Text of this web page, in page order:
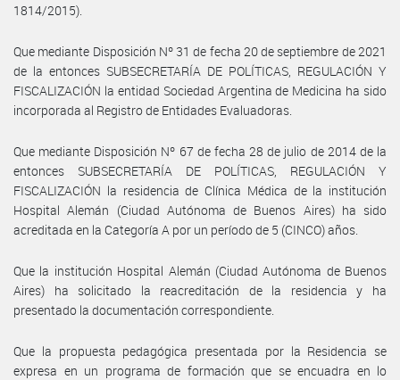
1814/2015).
Que mediante Disposición Nº 31 de fecha 20 de septiembre de 2021
de la entonces SUBSECRETARÍA DE POLÍTICAS, REGULACIÓN Y
FISCALIZACIÓN la entidad Sociedad Argentina de Medicina ha sido
incorporada al Registro de Entidades Evaluadoras.
Que mediante Disposición Nº 67 de fecha 28 de julio de 2014 de la
entonces SUBSECRETARÍA DE POLÍTICAS, REGULACIÓN Y
FISCALIZACIÓN la residencia de Clínica Médica de la institución
Hospital Alemán (Ciudad Autónoma de Buenos Aires) ha sido
acreditada en la Categoría A por un período de 5 (CINCO) años.
Que la institución Hospital Alemán (Ciudad Autónoma de Buenos
Aires) ha solicitado la reacreditación de la residencia y ha
presentado la documentación correspondiente.
Que la propuesta pedagógica presentada por la Residencia se
expresa en un programa de formación que se encuadra en lo